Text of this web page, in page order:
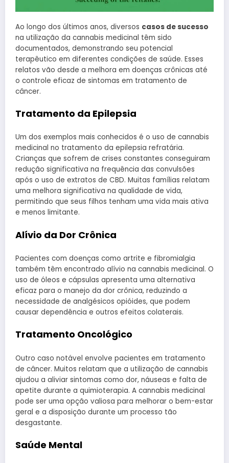
Ao longo dos últimos anos, diversos casos de sucesso
na utilização da cannabis medicinal têm sido
documentados, demonstrando seu potencial
terapêutico em diferentes condições de saúde. Esses
relatos vão desde a melhora em doenças crônicas até
o controle eficaz de sintomas em tratamento de
câncer.
Tratamento da Epilepsia
Um dos exemplos mais conhecidos é o uso de cannabis
medicinal no tratamento da epilepsia refratária.
Crianças que sofrem de crises constantes conseguiram
redução significativa na frequência das convulsões
após o uso de extratos de CBD. Muitas famílias relatam
uma melhora significativa na qualidade de vida,
permitindo que seus filhos tenham uma vida mais ativa
e menos limitante.
Alívio da Dor Crônica
Pacientes com doenças como artrite e fibromialgia
também têm encontrado alívio na cannabis medicinal. O
uso de óleos e cápsulas apresenta uma alternativa
eficaz para o manejo da dor crônica, reduzindo a
necessidade de analgésicos opióides, que podem
causar dependência e outros efeitos colaterais.
Tratamento Oncológico
Outro caso notável envolve pacientes em tratamento
de câncer. Muitos relatam que a utilização de cannabis
ajudou a aliviar sintomas como dor, náuseas e falta de
apetite durante a quimioterapia. A cannabis medicinal
pode ser uma opção valiosa para melhorar o bem-estar
geral e a disposição durante um processo tão
desgastante.
Saúde Mental